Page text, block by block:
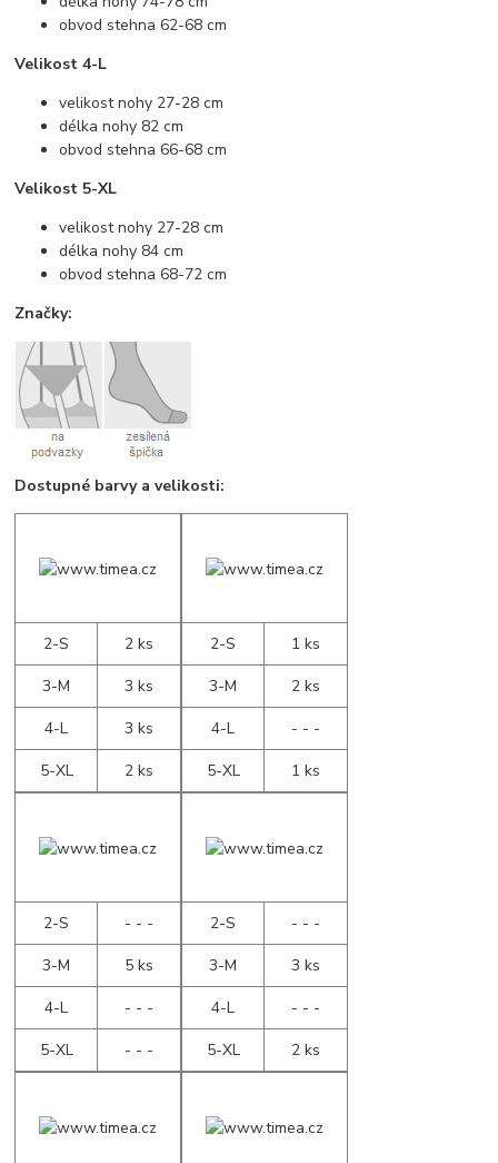
obvod stehna 62-68 cm
Velikost 4-L
velikost nohy 27-28 cm
délka nohy 82 cm
obvod stehna 66-68 cm
Velikost 5-XL
velikost nohy 27-28 cm
délka nohy 84 cm
obvod stehna 68-72 cm
Značky:
Dostupné barvy a velikosti:
2-S
2 ks
3-M
3 ks
4-L
3 ks
5-XL
2 ks
2-S
1 ks
3-M
2 ks
4-L
- - -
5-XL
1 ks
2-S
- - -
3-M
5 ks
4-L
- - -
5-XL
- - -
2-S
- - -
3-M
3 ks
4-L
- - -
5-XL
2 ks